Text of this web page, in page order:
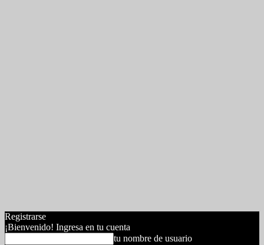
Registrarse
¡Bienvenido! Ingresa en tu cuenta
tu nombre de usuario